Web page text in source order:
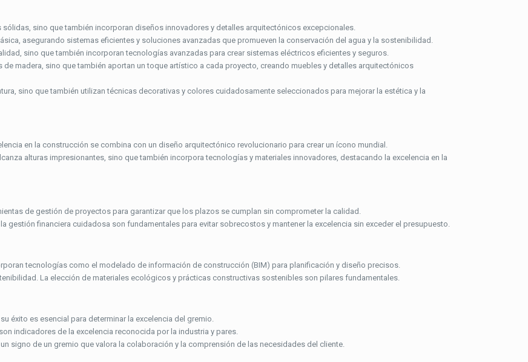
sino que también incorporan diseños innovadores y detalles arquitectónicos excepcionales.
asegurando sistemas eficientes y soluciones avanzadas que promueven la conservación del agua y la sostenibilidad.
sino que también incorporan tecnologías avanzadas para crear sistemas eléctricos eficientes y seguros.
madera, sino que también aportan un toque artístico a cada proyecto, creando muebles y detalles arquitectónicos
sino que también utilizan técnicas decorativas y colores cuidadosamente seleccionados para mejorar la estética y la
en la construcción se combina con un diseño arquitectónico revolucionario para crear un ícono mundial.
alturas impresionantes, sino que también incorpora tecnologías y materiales innovadores, destacando la excelencia en la
de gestión de proyectos para garantizar que los plazos se cumplan sin comprometer la calidad.
gestión financiera cuidadosa son fundamentales para evitar sobrecostos y mantener la excelencia sin exceder el presupuesto.
tecnologías como el modelado de información de construcción (BIM) para planificación y diseño precisos.
La elección de materiales ecológicos y prácticas constructivas sostenibles son pilares fundamentales.
éxito es esencial para determinar la excelencia del gremio.
indicadores de la excelencia reconocida por la industria y pares.
signo de un gremio que valora la colaboración y la comprensión de las necesidades del cliente.